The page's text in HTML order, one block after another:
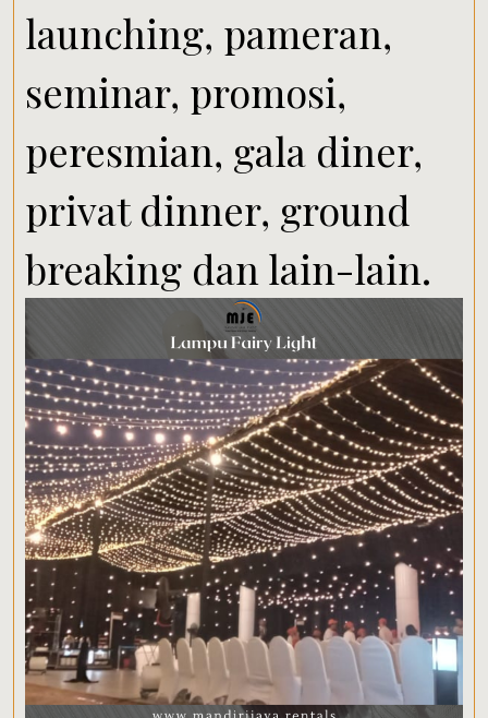
launching, pameran,
seminar, promosi,
peresmian, gala diner,
privat dinner, ground
breaking dan lain-lain.